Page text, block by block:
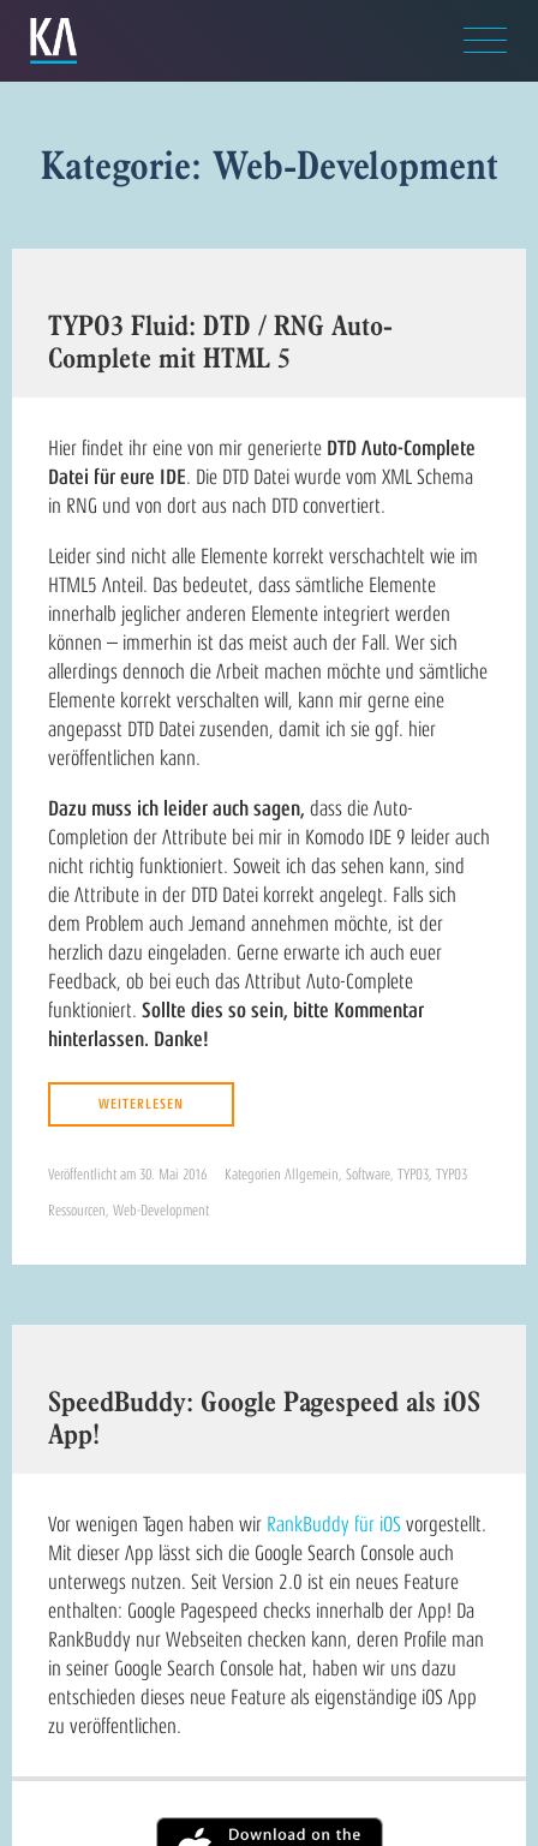
Kategorie: Web-Development
TYPO3 Fluid: DTD / RNG Auto-
Complete mit HTML 5
Hier findet ihr eine von mir generierte DTD Auto-Complete
Datei für eure IDE. Die DTD Datei wurde vom XML Schema
in RNG und von dort aus nach DTD convertiert.
Leider sind nicht alle Elemente korrekt verschachtelt wie im
HTML5 Anteil. Das bedeutet, dass sämtliche Elemente
innerhalb jeglicher anderen Elemente integriert werden
können – immerhin ist das meist auch der Fall. Wer sich
allerdings dennoch die Arbeit machen möchte und sämtliche
Elemente korrekt verschalten will, kann mir gerne eine
angepasst DTD Datei zusenden, damit ich sie ggf. hier
veröffentlichen kann.
Dazu muss ich leider auch sagen, dass die Auto-
Completion der Attribute bei mir in Komodo IDE 9 leider auch
nicht richtig funktioniert. Soweit ich das sehen kann, sind
die Attribute in der DTD Datei korrekt angelegt. Falls sich
dem Problem auch Jemand annehmen möchte, ist der
herzlich dazu eingeladen. Gerne erwarte ich auch euer
Feedback, ob bei euch das Attribut Auto-Complete
funktioniert. Sollte dies so sein, bitte Kommentar
hinterlassen. Danke!
WEITERLESEN
Veröffentlicht am 30. Mai 2016 Kategorien Allgemein, Software, TYPO3, TYPO3
Ressourcen, Web-Development
SpeedBuddy: Google Pagespeed als iOS
App!
Vor wenigen Tagen haben wir RankBuddy für iOS vorgestellt.
Mit dieser App lässt sich die Google Search Console auch
unterwegs nutzen. Seit Version 2.0 ist ein neues Feature
enthalten: Google Pagespeed checks innerhalb der App! Da
RankBuddy nur Webseiten checken kann, deren Profile man
in seiner Google Search Console hat, haben wir uns dazu
entschieden dieses neue Feature als eigenständige iOS App
zu veröffentlichen.